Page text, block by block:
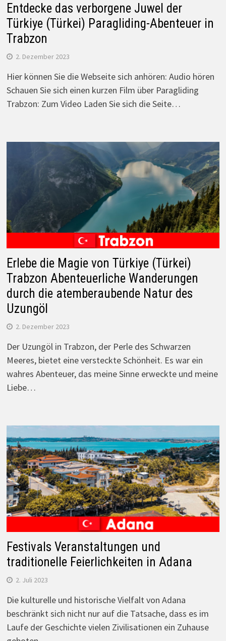
Entdecke das verborgene Juwel der
Türkiye (Türkei) Paragliding-Abenteuer in
Trabzon
2. Dezember 2023
Hier können Sie die Webseite sich anhören: Audio hören
Schauen Sie sich einen kurzen Film über Paragliding
Trabzon: Zum Video Laden Sie sich die Seite…
Erlebe die Magie von Türkiye (Türkei)
Trabzon Abenteuerliche Wanderungen
durch die atemberaubende Natur des
Uzungöl
2. Dezember 2023
Der Uzungöl in Trabzon, der Perle des Schwarzen
Meeres, bietet eine versteckte Schönheit. Es war ein
wahres Abenteuer, das meine Sinne erweckte und meine
Liebe…
Festivals Veranstaltungen und
traditionelle Feierlichkeiten in Adana
2. Juli 2023
Die kulturelle und historische Vielfalt von Adana
beschränkt sich nicht nur auf die Tatsache, dass es im
Laufe der Geschichte vielen Zivilisationen ein Zuhause